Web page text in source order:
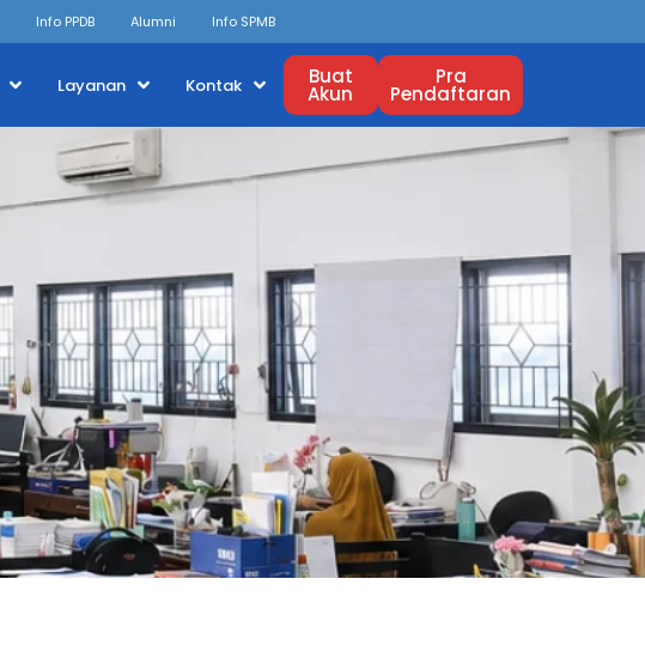
Info PPDB Alumni Info SPMB
Layanan Kontak Buat
Akun
Pra
Pendaftaran